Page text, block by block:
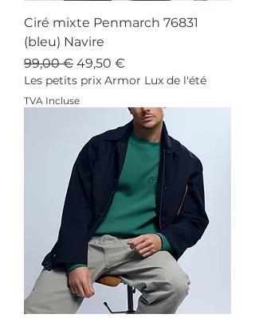
Ciré mixte Penmarch 76831
(bleu) Navire
Prix original
99,00 € Prix promotionnel
49,50 €
Les petits prix Armor Lux de l'été
TVA Incluse